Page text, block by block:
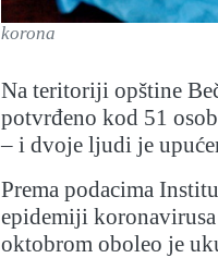
korona
Na teritoriji opštine
potvrđeno kod 51
– i dvoje ljudi je
Prema podacima
epidemiji
oktobrom oboleo je